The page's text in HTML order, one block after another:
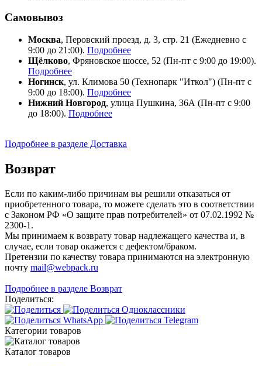
Самовывоз
Москва, Перовский проезд, д. 3, стр. 21 (Ежедневно с
9:00 до 21:00). Подробнее
Щёлково, Фряновское шоссе, 52 (Пн-пт с 9:00 до 19:00).
Подробнее
Ногинск, ул. Климова 50 (​Технопарк "Иткол") (Пн-пт с
9:00 до 18:00). Подробнее
Нижний Новгород, улица Пушкина, 36А (Пн-пт с 9:00
до 18:00). Подробнее
Подробнее в разделе Доставка
Возврат
Если по каким-либо причинам вы решили отказаться от
приобретенного товара, то можете сделать это в соответствии
с Законом РФ «О защите прав потребителей» от 07.02.1992 №
2300-1.
Мы принимаем к возврату товар надлежащего качества и, в
случае, если товар окажется с дефектом/браком.
Претензии по качеству товара принимаются на электронную
почту mail@webpack.ru
Подробнее в разделе Возврат
Поделиться:
Категории товаров
Каталог товаров